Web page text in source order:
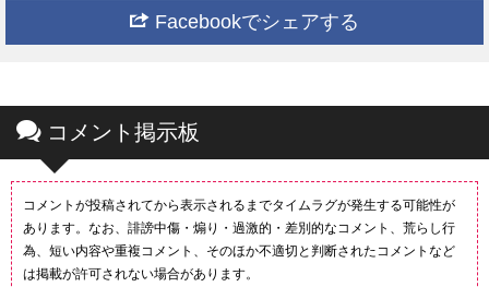
Facebookでシェアする
コメント掲示板
コメントが投稿されてから表示されるまでタイムラグが発生する可能性が
あります。なお、誹謗中傷・煽り・過激的・差別的なコメント、荒らし行
為、短い内容や重複コメント、そのほか不適切と判断されたコメントなど
は掲載が許可されない場合があります。